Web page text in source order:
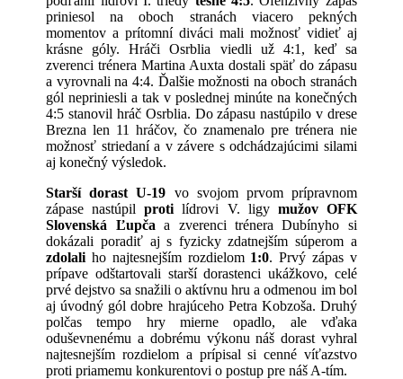
priniesol na oboch stranách viacero pekných
momentov a prítomní diváci mali možnosť vidieť aj
krásne góly. Hráči Osrblia viedli už 4:1, keď sa
zverenci trénera Martina Auxta dostali späť do zápasu
a vyrovnali na 4:4. Ďalšie možnosti na oboch stranách
gól nepriniesli a tak v poslednej minúte na konečných
4:5 stanovil hráč Osrblia. Do zápasu nastúpilo v drese
Brezna len 11 hráčov, čo znamenalo pre trénera nie
možnosť striedaní a v závere s odchádzajúcimi silami
aj konečný výsledok.
Starší dorast U-19 vo svojom prvom prípravnom
zápase nastúpilproti lídrovi V. ligy mužov OFK
Slovenská Ľupča a zverenci trénera Dubínyho si
dokázali poradiť aj s fyzicky zdatnejším súperom a
zdolali ho najtesnejším rozdielom 1:0. Prvý zápas v
prípave odštartovali starší dorastenci ukážkovo, celé
prvé dejstvo sa snažili o aktívnu hru a odmenou im bol
aj úvodný gól dobre hrajúceho Petra Kobzoša. Druhý
polčas tempo hry mierne opadlo, ale vďaka
oduševnenému a dobrému výkonu náš dorast vyhral
najtesnejším rozdielom a prípisal si cenné víťazstvo
proti priamemu konkurentovi o postup pre náš A-tím.